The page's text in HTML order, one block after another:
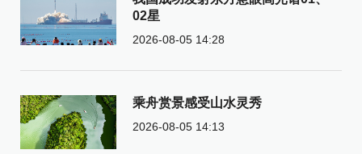
02星
2026-08-05 14:28
乘舟赏景感受山水灵秀
2026-08-05 14:13